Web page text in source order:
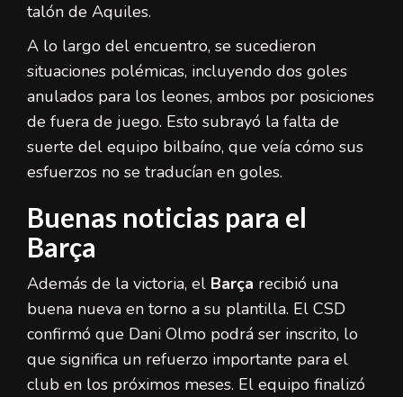
talón de Aquiles.
A lo largo del encuentro, se sucedieron
situaciones polémicas, incluyendo dos goles
anulados para los leones, ambos por posiciones
de fuera de juego. Esto subrayó la falta de
suerte del equipo bilbaíno, que veía cómo sus
esfuerzos no se traducían en goles.
Buenas noticias para el
Barça
Además de la victoria, el Barça recibió una
buena nueva en torno a su plantilla. El CSD
confirmó que Dani Olmo podrá ser inscrito, lo
que significa un refuerzo importante para el
club en los próximos meses. El equipo finalizó